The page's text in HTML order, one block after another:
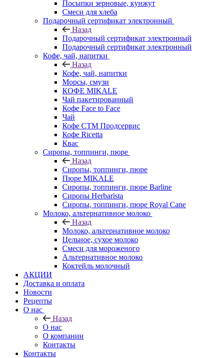
Посыпки зерновые, кунжут
Смеси для хлеба
Подарочный сертификат электронный
Назад
Подарочный сертификат электронный
Подарочный сертификат электронный
Кофе, чай, напитки
Назад
Кофе, чай, напитки
Морсы, смузи
КОФЕ MIKALE
Чай пакетированный
Кофе Face to Face
Чай
Кофе СТМ Продсервис
Кофе Ricetta
Квас
Сиропы, топпинги, пюре
Назад
Сиропы, топпинги, пюре
Пюре MIKALE
Сиропы, топпинги, пюре Barline
Сиропы Herbarista
Сиропы, топпинги, пюре Royal Cane
Молоко, альтернативное молоко
Назад
Молоко, альтернативное молоко
Цельное, сухое молоко
Смеси для мороженого
Альтернативное молоко
Коктейль молочный
АКЦИИ
Доставка и оплата
Новости
Рецепты
О нас
Назад
О нас
О компании
Контакты
Контакты